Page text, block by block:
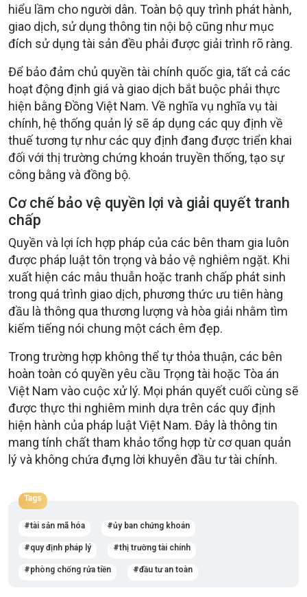
hiểu lầm cho người dân. Toàn bộ quy trình phát hành,
giao dịch, sử dụng thông tin nội bộ cũng như mục
đích sử dụng tài sản đều phải được giải trình rõ ràng.
Để bảo đảm chủ quyền tài chính quốc gia, tất cả các
hoạt động định giá và giao dịch bắt buộc phải thực
hiện bằng Đồng Việt Nam. Về nghĩa vụ nghĩa vụ tài
chính, hệ thống quản lý sẽ áp dụng các quy định về
thuế tương tự như các quy định đang được triển khai
đối với thị trường chứng khoán truyền thống, tạo sự
công bằng và đồng bộ.
Cơ chế bảo vệ quyền lợi và giải quyết tranh
chấp
Quyền và lợi ích hợp pháp của các bên tham gia luôn
được pháp luật tôn trọng và bảo vệ nghiêm ngặt. Khi
xuất hiện các mâu thuẫn hoặc tranh chấp phát sinh
trong quá trình giao dịch, phương thức ưu tiên hàng
đầu là thông qua thương lượng và hòa giải nhằm tìm
kiếm tiếng nói chung một cách êm đẹp.
Trong trường hợp không thể tự thỏa thuận, các bên
hoàn toàn có quyền yêu cầu Trọng tài hoặc Tòa án
Việt Nam vào cuộc xử lý. Mọi phán quyết cuối cùng sẽ
được thực thi nghiêm minh dựa trên các quy định
hiện hành của pháp luật Việt Nam. Đây là thông tin
mang tính chất tham khảo tổng hợp từ cơ quan quản
lý và không chứa đựng lời khuyên đầu tư tài chính.
Tags
tài sản mã hóa ủy ban chứng khoán
quy định pháp lý thị trường tài chính
phòng chống rửa tiền đầu tư an toàn